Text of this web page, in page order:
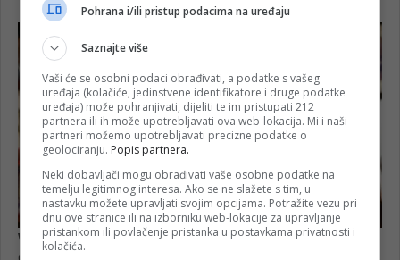
Pohrana i/ili pristup podacima na uređaju
Saznajte više
Vaši će se osobni podaci obrađivati, a podatke s vašeg
uređaja (kolačiće, jedinstvene identifikatore i druge podatke
uređaja) može pohranjivati, dijeliti te im pristupati 212
partnera ili ih može upotrebljavati ova web-lokacija. Mi i naši
partneri možemo upotrebljavati precizne podatke o
geolociranju. Popis partnera.
Neki dobavljači mogu obrađivati vaše osobne podatke na
temelju legitimnog interesa. Ako se ne slažete s tim, u
nastavku možete upravljati svojim opcijama. Potražite vezu pri
dnu ove stranice ili na izborniku web-lokacije za upravljanje
pristankom ili povlačenje pristanka u postavkama privatnosti i
kolačića.